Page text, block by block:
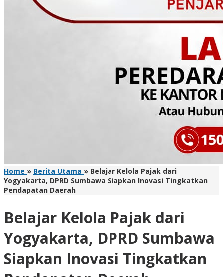
Home » Berita Utama » Belajar Kelola Pajak dari
Yogyakarta, DPRD Sumbawa Siapkan Inovasi Tingkatkan
Pendapatan Daerah
Belajar Kelola Pajak dari
Yogyakarta, DPRD Sumbawa
Siapkan Inovasi Tingkatkan